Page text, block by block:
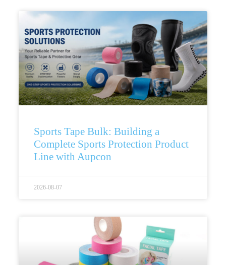
Sports Tape Bulk: Building a
Complete Sports Protection Product
Line with Aupcon
2026-08-07